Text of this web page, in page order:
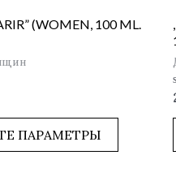
(WOMEN, 100 ML.
ПАРАМЕТРЫ